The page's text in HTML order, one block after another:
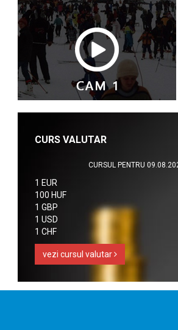
CURS VALUTAR
CURSUL PENTRU
1 EUR
100 HUF
1 GBP
1 USD
1 CHF
vezi cursul valutar